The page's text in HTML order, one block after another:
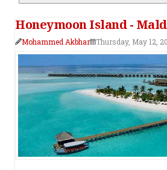
Honeymoon Island -
Mohammed Akbhar Thursday, May 12,